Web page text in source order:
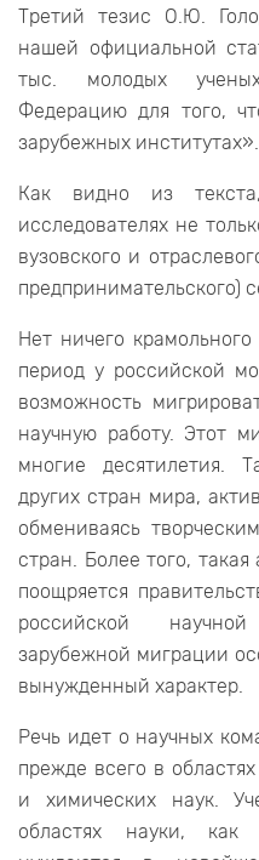
Третий тезис О.Ю.
нашей официальной
тыс. молодых
Федерацию для того,
зарубежных институтах».
Как видно из
исследователях не
вузовского и
предпринимательского)
Нет ничего
период у российской
возможность
научную работу. Этот
многие десятилетия.
других стран мира,
обмениваясь
стран. Более того,
поощряется
российской
зарубежной миграции
вынужденный характер.
Речь идет о научных
прежде всего в
и химических наук.
областях науки, как